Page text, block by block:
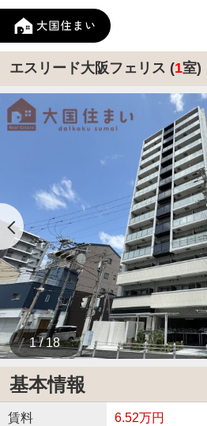
エスリード大阪フェリス (1室)
1 / 18
基本情報
賃料 6.52万円